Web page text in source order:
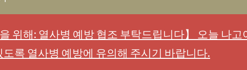
위해: 열사병 예방 협조 부탁드립니다】 오늘 나
록 열사병 예방에 유의해 주시기 바랍니다.